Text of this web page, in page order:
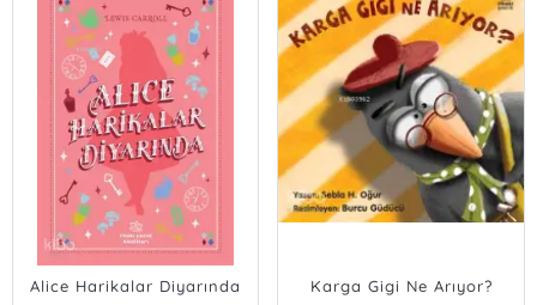
Alice Harikalar Diyarında Karga Gigi Ne Arıyor?